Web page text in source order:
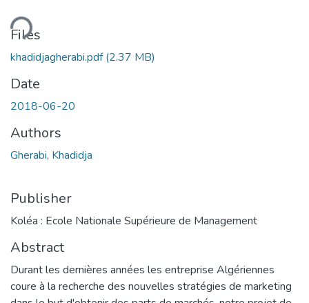
Files
khadidjagherabi.pdf(2.37 MB)
Date
2018-06-20
Authors
Gherabi, Khadidja
Publisher
Koléa : Ecole Nationale Supérieure de Management
Abstract
Durant les dernières années les entreprise Algériennes
coure à la recherche des nouvelles stratégies de marketing